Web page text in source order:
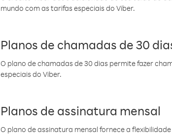
mundo com as tarifas especiais do Viber.
Planos de chamadas de 30
O plano de chamadas de 30 dias permite fazer
especiais do Viber.
Planos de assinatura mensal
O plano de assinatura mensal fornece a